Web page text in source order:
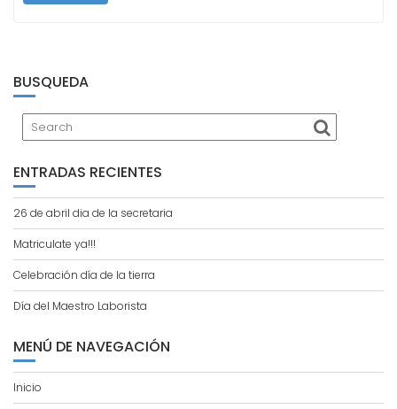
BUSQUEDA
ENTRADAS RECIENTES
26 de abril dia de la secretaria
Matriculate ya!!!
Celebración día de la tierra
Día del Maestro Laborista
MENÚ DE NAVEGACIÓN
Inicio